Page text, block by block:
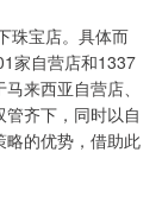
宝店。具体而
家自营店和1337
来西亚自营店、
齐下，同时以自
略的优势，借助此